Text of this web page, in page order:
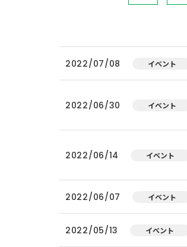
2022/07/08 イベント
2022/06/30 イベント
2022/06/14 イベント
2022/06/07 イベント
2022/05/13 イベント